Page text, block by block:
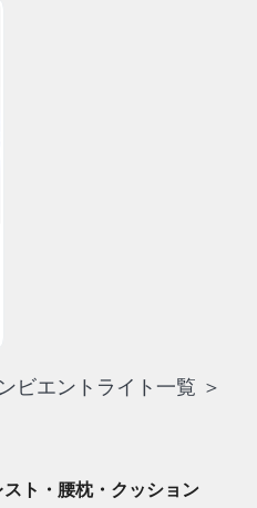
ビエントライト一覧 ＞
スト・腰枕・クッション